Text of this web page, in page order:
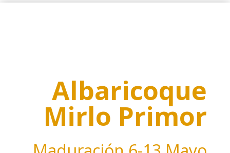
Albaricoque
Mirlo Primor